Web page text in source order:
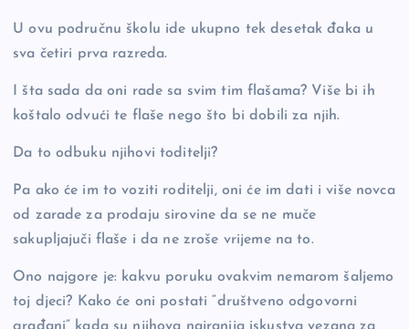
U ovu područnu školu ide ukupno tek desetak đaka u
sva četiri prva razreda.
I šta sada da oni rade sa svim tim flašama? Više bi ih
koštalo odvući te flaše nego što bi dobili za njih.
Da to odbuku njihovi toditelji?
Pa ako će im to voziti roditelji, oni će im dati i više novca
od zarade za prodaju sirovine da se ne muče
sakupljajuči flaše i da ne zroše vrijeme na to.
Ono najgore je: kakvu poruku ovakvim nemarom šaljemo
toj djeci? Kako će oni postati “društveno odgovorni